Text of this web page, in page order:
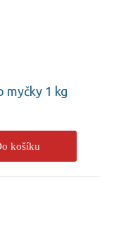
myčky 1 kg
košíku